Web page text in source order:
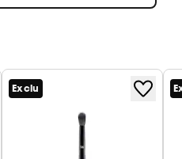
Exclu